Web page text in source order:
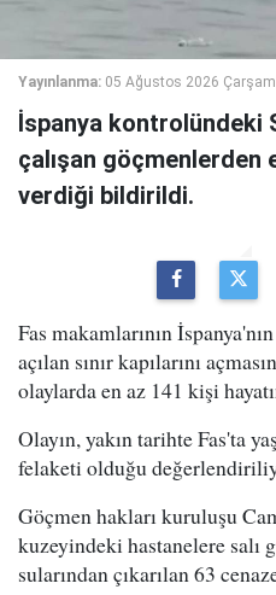
Yayınlanma: 05 Ağustos 2026
İspanya kontrolündeki
çalışan göçmenlerden
verdiği bildirildi.
Fas makamlarının
açılan sınır kapılarını
olaylarda en az 141 kişi
Olayın, yakın tarihte Fas'ta
felaketi olduğu
Göçmen hakları kuruluşu
kuzeyindeki hastanelere salı
sularından çıkarılan 63